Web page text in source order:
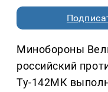
Минобороны
российский
Ту-142МК